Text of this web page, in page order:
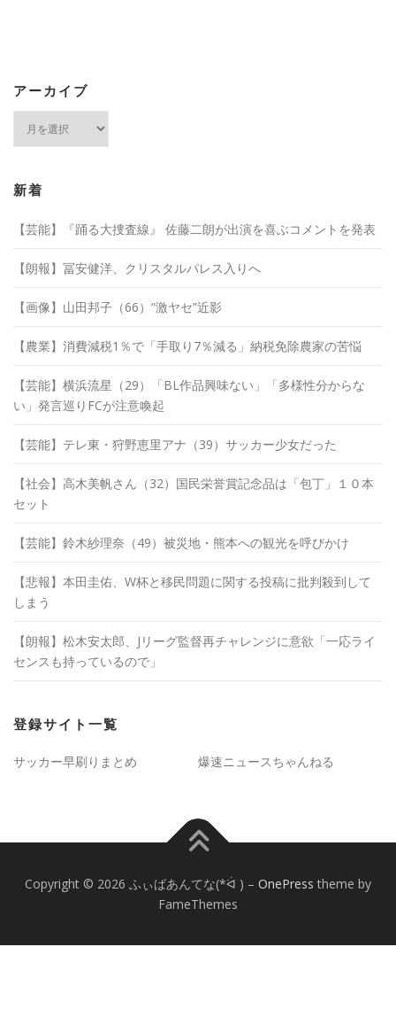
アーカイブ
ブ
新着
【芸能】『踊る大捜査線』 佐藤二朗が出演を喜ぶコメントを発表
【朗報】冨安健洋、クリスタルパレス入りへ
【画像】山田邦子（66）“激ヤセ”近影
【農業】消費減税1％で「手取り7％減る」納税免除農家の苦悩
【芸能】横浜流星（29）「BL作品興味ない」「多様性分からな
い」発言巡りFCが注意喚起
【芸能】テレ東・狩野恵里アナ（39）サッカー少女だった
【社会】高木美帆さん（32）国民栄誉賞記念品は「包丁」１０本
セット
【芸能】鈴木紗理奈（49）被災地・熊本への観光を呼びかけ
【悲報】本田圭佑、W杯と移民問題に関する投稿に批判殺到して
しまう
【朗報】松木安太郎、Jリーグ監督再チャレンジに意欲「一応ライ
センスも持っているので」
登録サイト一覧
サッカー早刷りまとめ 爆速ニュースちゃんねる
Copyright © 2026 ふぃばあんてな(*ᐛ ) – OnePress theme by
FameThemes